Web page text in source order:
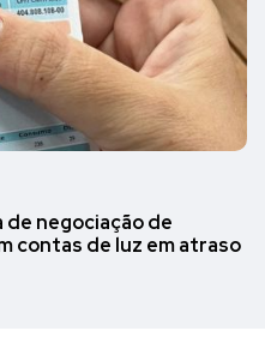
negociação de
contas de luz em atraso